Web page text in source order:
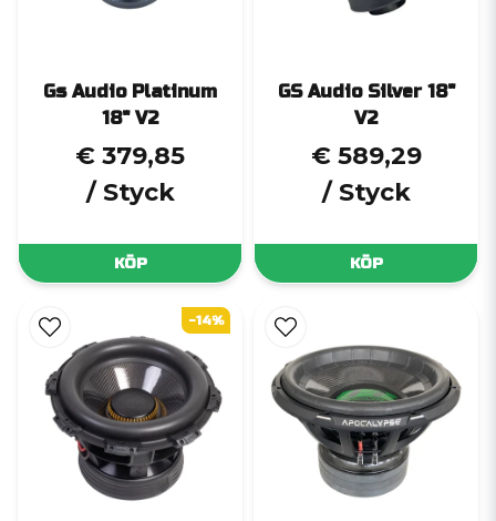
Gs Audio Platinum
18" V2
€ 379,85
/ Styck
KÖP
GS Audio Silver 18"
V2
€ 589,29
/ Styck
KÖP
-14%